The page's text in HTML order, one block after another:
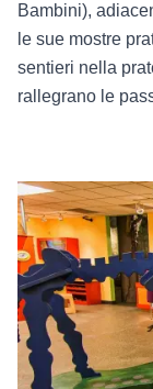
Bambini),
le sue mostre
sentieri nella
rallegrano le
Museo dei